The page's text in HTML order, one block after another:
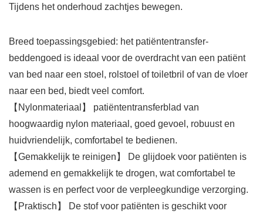
Tijdens het onderhoud zachtjes bewegen.
Breed toepassingsgebied: het patiëntentransfer-
beddengoed is ideaal voor de overdracht van een patiënt
van bed naar een stoel, rolstoel of toiletbril of van de vloer
naar een bed, biedt veel comfort.
【Nylonmateriaal】 patiëntentransferblad van
hoogwaardig nylon materiaal, goed gevoel, robuust en
huidvriendelijk, comfortabel te bedienen.
【Gemakkelijk te reinigen】 De glijdoek voor patiënten is
ademend en gemakkelijk te drogen, wat comfortabel te
wassen is en perfect voor de verpleegkundige verzorging.
【Praktisch】 De stof voor patiënten is geschikt voor